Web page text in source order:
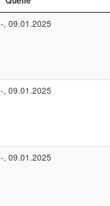
-, 09.01.2025
-, 09.01.2025
-, 09.01.2025